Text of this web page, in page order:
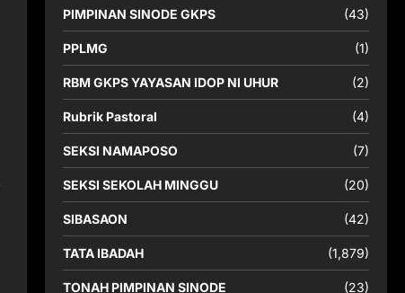
PIMPINAN SINODE GKPS (43)
PPLMG (1)
RBM GKPS YAYASAN IDOP NI UHUR (2)
Rubrik Pastoral (4)
SEKSI NAMAPOSO (7)
SEKSI SEKOLAH MINGGU (20)
SIBASAON (42)
TATA IBADAH (1,879)
TONAH PIMPINAN SINODE (23)